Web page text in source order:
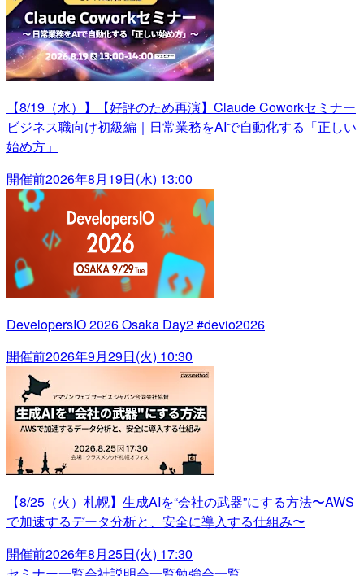
【8/19（水）】【好評のため再演】Claude Coworkセミナー
ビジネス職向け初級編｜日常業務をAIで自動化する「正しい
始め方」
開催前2026年8月19日(水) 13:00
DevelopersIO 2026 Osaka Day2 #devio2026
開催前2026年9月29日(火) 10:30
【8/25（火）札幌】生成AIを“会社の武器”にする方法〜AWS
で加速するデータ分析と、安全に導入する仕組み〜
開催前2026年8月25日(火) 17:30